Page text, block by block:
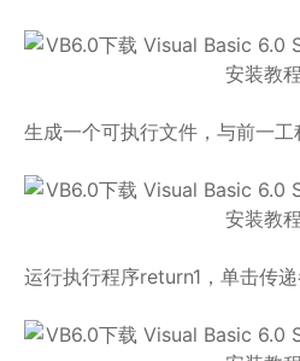
生成一个可执行文件，与前一工
运行执行程序return1，单击传递